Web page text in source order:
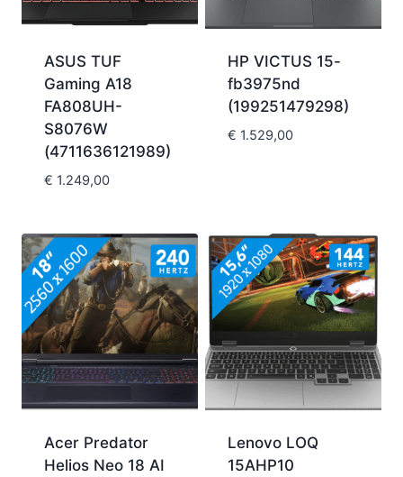
ASUS TUF
Gaming A18
FA808UH-
S8076W
(4711636121989)
€ 1.249,00
HP VICTUS 15-
fb3975nd
(199251479298)
€ 1.529,00
Acer Predator
Helios Neo 18 AI
Lenovo LOQ
15AHP10